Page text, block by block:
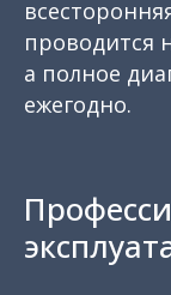
проводится
а полное
ежегодно.